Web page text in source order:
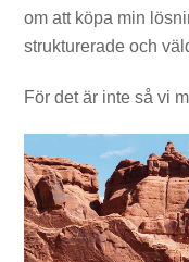
om att köpa min
strukturerade och
För det är inte så vi